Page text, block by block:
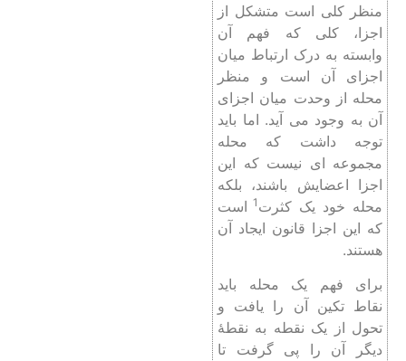
منظر کلی است متشکل از
اجزا، کلی که فهم آن
وابسته به درک ارتباط میان
اجزای آن است و منظر
محله از وحدت میان اجزای
آن به ‌وجود می ‌آید. اما باید
توجه داشت که محله
مجموعه ای نیست که این
اجزا اعضایش باشند، بلکه
محله خود یک کثرت 1 است
که این اجزا قانون ایجاد آن
هستند.
برای فهم یک محله باید
نقاط تکین آن را یافت و
تحول از یک نقطه به نقطۀ
دیگر آن را پی گرفت تا